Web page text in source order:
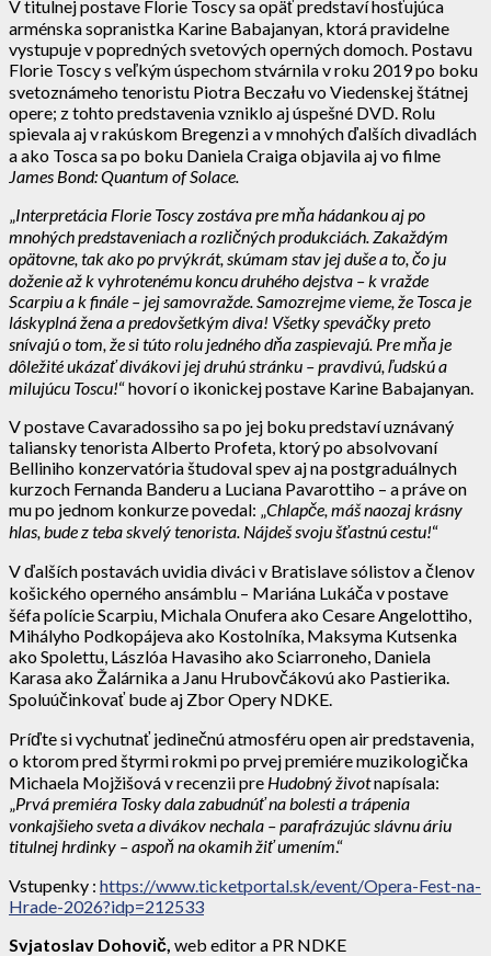
V titulnej postave Florie Toscy sa opäť predstaví hosťujúca
arménska sopranistka Karine Babajanyan, ktorá pravidelne
vystupuje v popredných svetových operných domoch. Postavu
Florie Toscy s veľkým úspechom stvárnila v roku 2019 po boku
svetoznámeho tenoristu Piotra Beczału vo Viedenskej štátnej
opere; z tohto predstavenia vzniklo aj úspešné DVD. Rolu
spievala aj v rakúskom Bregenzi a v mnohých ďalších divadlách
a ako Tosca sa po boku Daniela Craiga objavila aj vo filme
James Bond: Quantum of Solace.
Interpretácia Florie Toscy zostáva pre mňa hádankou aj po
mnohých predstaveniach a rozličných produkciách. Zakaždým
opätovne, tak ako po prvýkrát, skúmam stav jej duše a to, čo ju
doženie až k vyhrotenému koncu druhého dejstva – k vražde
Scarpiu a k finále – jej samovražde. Samozrejme vieme, že Tosca je
láskyplná žena a predovšetkým diva! Všetky speváčky preto
snívajú o tom, že si túto rolu jedného dňa zaspievajú. Pre mňa je
dôležité ukázať divákovi jej druhú stránku – pravdivú, ľudskú a
milujúcu Toscu!“ hovorí o ikonickej postave Karine Babajanyan.
V postave Cavaradossiho sa po jej boku predstaví uznávaný
taliansky tenorista Alberto Profeta, ktorý po absolvovaní
Belliniho konzervatória študoval spev aj na postgraduálnych
kurzoch Fernanda Banderu a Luciana Pavarottiho – a práve on
mu po jednom konkurze povedal: „ Chlapče, máš naozaj krásny
hlas, bude z teba skvelý tenorista. Nájdeš svoju šťastnú cestu!“
V ďalších postavách uvidia diváci v Bratislave sólistov a členov
košického operného ansámblu – Mariána Lukáča v postave
šéfa polície Scarpiu, Michala Onufera ako Cesare Angelottiho,
Mihályho Podkopájeva ako Kostolníka, Maksyma Kutsenka
ako Spolettu, Lászlóa Havasiho ako Sciarroneho, Daniela
Karasa ako Žalárnika a Janu Hrubovčákovú ako Pastierika.
Spoluúčinkovať bude aj Zbor Opery NDKE.
Príďte si vychutnať jedinečnú atmosféru open air predstavenia,
o ktorom pred štyrmi rokmi po prvej premiére muzikologička
Michaela Mojžišová v recenzii pre Hudobný životnapísala:
Prvá premiéra Tosky dala zabudnúť na bolesti a trápenia
vonkajšieho sveta a divákov nechala – parafrázujúc slávnu áriu
titulnej hrdinky – aspoň na okamih žiť umením.“
Vstupenky : https://www.ticketportal.sk/event/Opera-Fest-na-
Hrade-2026?idp=212533
Svjatoslav Dohovič, web editor a PR NDKE